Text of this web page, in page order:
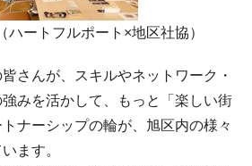
ハートフルポート×地区社協）
さんが、スキルやネットワーク・
みを活かして、もっと「楽しい街
ナーシップの輪が、旭区内の様々
ます。